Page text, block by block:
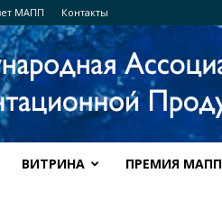
МАПП Контакты
ВИТРИНА ПРЕМИЯ МАПП